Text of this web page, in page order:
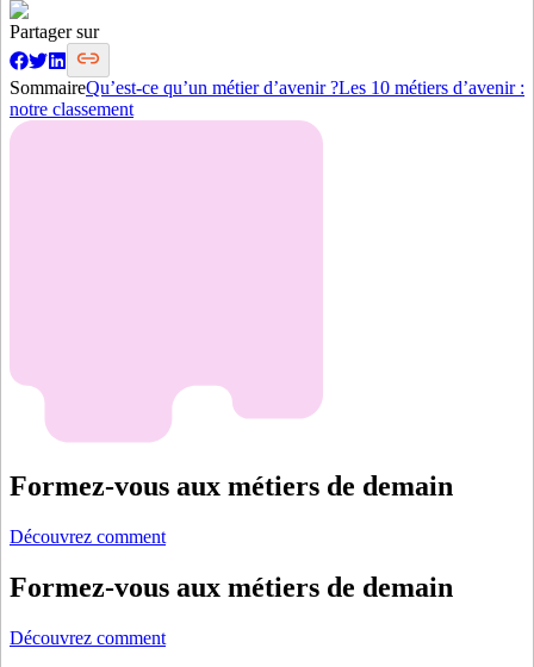
Partager sur
SommaireQu’est-ce qu’un métier d’avenir ?Les 10 métiers d’avenir :
notre classement
Formez-vous aux métiers de demain
Découvrez comment
Formez-vous aux métiers de demain
Découvrez comment